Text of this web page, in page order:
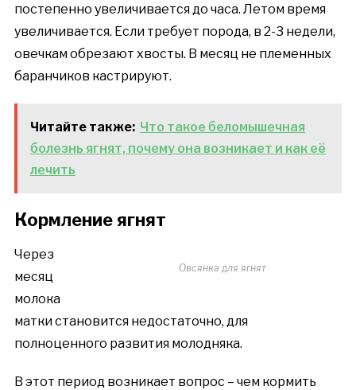
постепенно увеличивается до часа. Летом время
увеличивается. Если требует порода, в 2-3 недели,
овечкам обрезают хвосты. В месяц не племенных
баранчиков кастрируют.
Читайте также: Что такое беломышечная
болезнь ягнят, почему она возникает и как её
лечить
Кормление ягнят
Овсянка для ягнят
Через
месяц
молока
матки становится недостаточно, для
полноценного развития молодняка.
В этот период возникает вопрос – чем кормить